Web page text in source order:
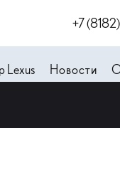
+7
Lexus Новости